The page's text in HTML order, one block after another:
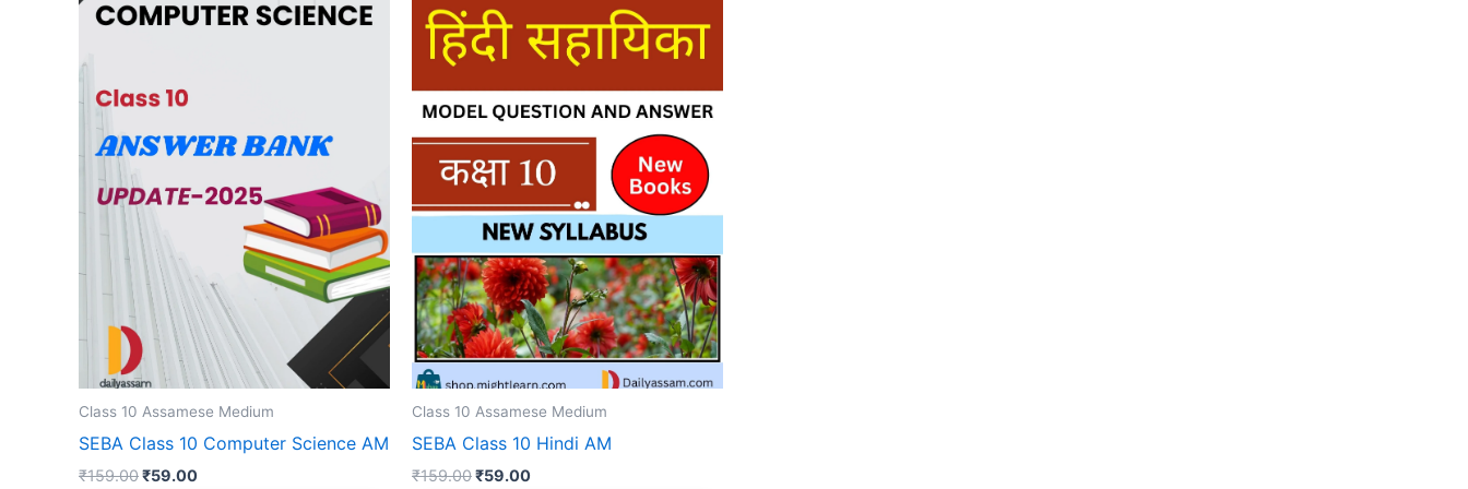
Class 10 Assamese Medium
SEBA Class 10 Computer Science AM
₹159.00Original
₹59.00Current
Class 10 Assamese Medium
SEBA Class 10 Hindi AM
₹159.00Original
₹59.00Current